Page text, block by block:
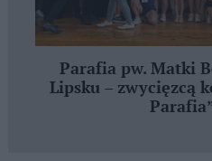
Parafia pw. Matki
Lipsku – zwycięzcą